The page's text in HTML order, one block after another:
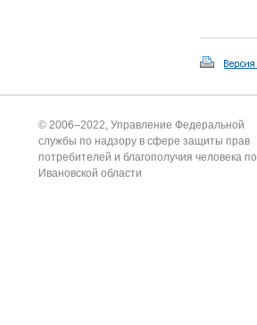
© 2006–2022, Управление Федеральной
службы по надзору в сфере защиты прав
потребителей и благополучия человека по
Ивановской области